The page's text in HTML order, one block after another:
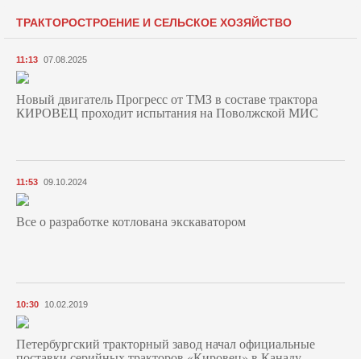
ТРАКТОРОСТРОЕНИЕ И СЕЛЬСКОЕ ХОЗЯЙСТВО
11:13 07.08.2025
Новый двигатель Прогресс от ТМЗ в составе трактора
КИРОВЕЦ проходит испытания на Поволжской МИС
11:53 09.10.2024
Все о разработке котлована экскаватором
10:30 10.02.2019
Петербургский тракторный завод начал официальные